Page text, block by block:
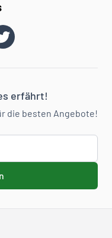
erfährt!
die besten Angebote!